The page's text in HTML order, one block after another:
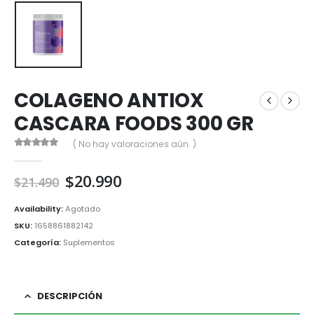
COLAGENO ANTIOX
CASCARA FOODS 300 GR
( No hay valoraciones aún. )
$21.490 El
precio
original
era:
$21.490.
$20.990El
Availability:Agotado
SKU: 1658861882142
Categoría: Suplementos
DESCRIPCIÓN